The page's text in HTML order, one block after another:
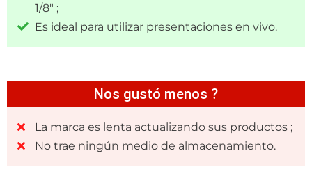
1/8″ ;
Es ideal para utilizar presentaciones en vivo.
Nos gustó menos ?
La marca es lenta actualizando sus productos ;
No trae ningún medio de almacenamiento.